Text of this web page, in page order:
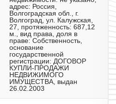
адрес: Россия,
Волгоградская обл., г.
Волгоград, ул. Калужская,
27, протяженность: 687,12
м., вид права, доля в
праве: Собственность,
основание
государственной
регистрации: ДОГОВОР
КУПЛИ-ПРОДАЖИ
НЕДВИЖИМОГО
ИМУЩЕСТВА, выдан
26.02.2003